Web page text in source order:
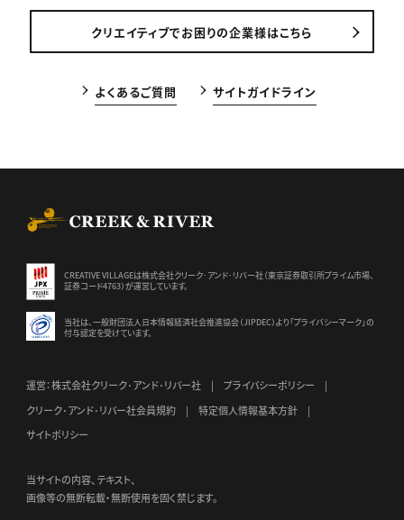
クリエイティブでお困りの企業様はこちら
よくあるご質問 サイトガイドライン
CREATIVE VILLAGEは株式会社クリーク･アンド･リバー社（東京証券取引所プライム市場、
証券コード4763）が運営しています。
当社は、一般財団法人日本情報経済社会推進協会（JIPDEC）より 「プライバシーマーク」の
付与認定を受けています。
運営：株式会社クリーク･アンド･リバー社
プライバシーポリシー
クリーク･アンド･リバー社会員規約
特定個人情報基本方針
サイトポリシー
当サイトの内容、テキスト、
画像等の無断転載・無断使用を固く禁じます。